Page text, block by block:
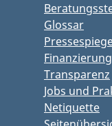
Glossar
Transparenz
Jobs und
Netiquette